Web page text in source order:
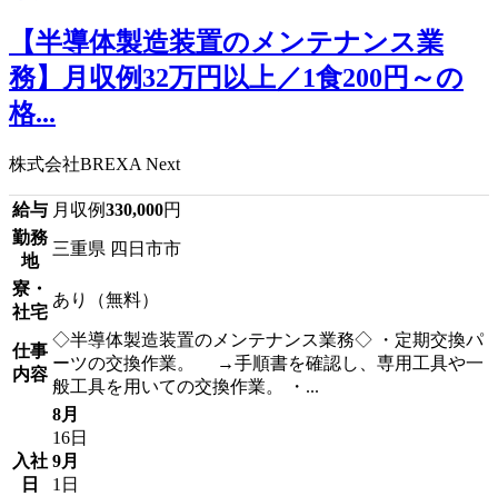
【半導体製造装置のメンテナンス業
務】月収例32万円以上／1食200円～の
格...
株式会社BREXA Next
給与 月収例330,000円
勤務
地
三重県 四日市市
寮・
社宅
あり（無料）
仕事
内容
◇半導体製造装置のメンテナンス業務◇ ・定期交換パ
ーツの交換作業。 →手順書を確認し、専用工具や一
般工具を用いての交換作業。 ・...
入社
日
8月
16日
9月
1日